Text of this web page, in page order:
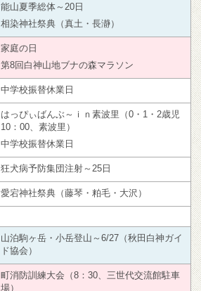
能山夏季総体～20日
相染神社祭典（真土・長瀞）
家庭の日
第8回白神山地ブナの森マラソン
中学校振替休業日
はっぴぃばんぶ～ｉｎ素波里（0・1・2歳児
10：00、素波里）
中学校振替休業日
狂犬病予防集団注射～25日
愛宕神社祭典（藤琴・粕毛・大沢）
山泊駒ヶ岳・小岳登山～6/27（秋田白神ガイ
ド協会）
町消防訓練大会（8：30、三世代交流館駐車
場）